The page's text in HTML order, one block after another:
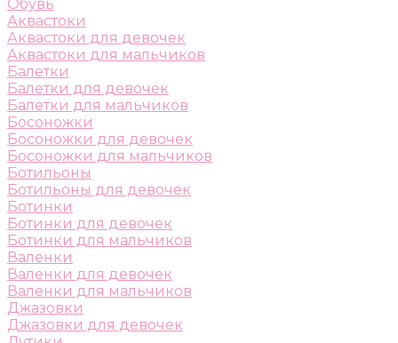
Обувь
Аквастоки
Аквастоки для девочек
Аквастоки для мальчиков
Балетки
Балетки для девочек
Балетки для мальчиков
Босоножки
Босоножки для девочек
Босоножки для мальчиков
Ботильоны
Ботильоны для девочек
Ботинки
Ботинки для девочек
Ботинки для мальчиков
Валенки
Валенки для девочек
Валенки для мальчиков
Джазовки
Джазовки для девочек